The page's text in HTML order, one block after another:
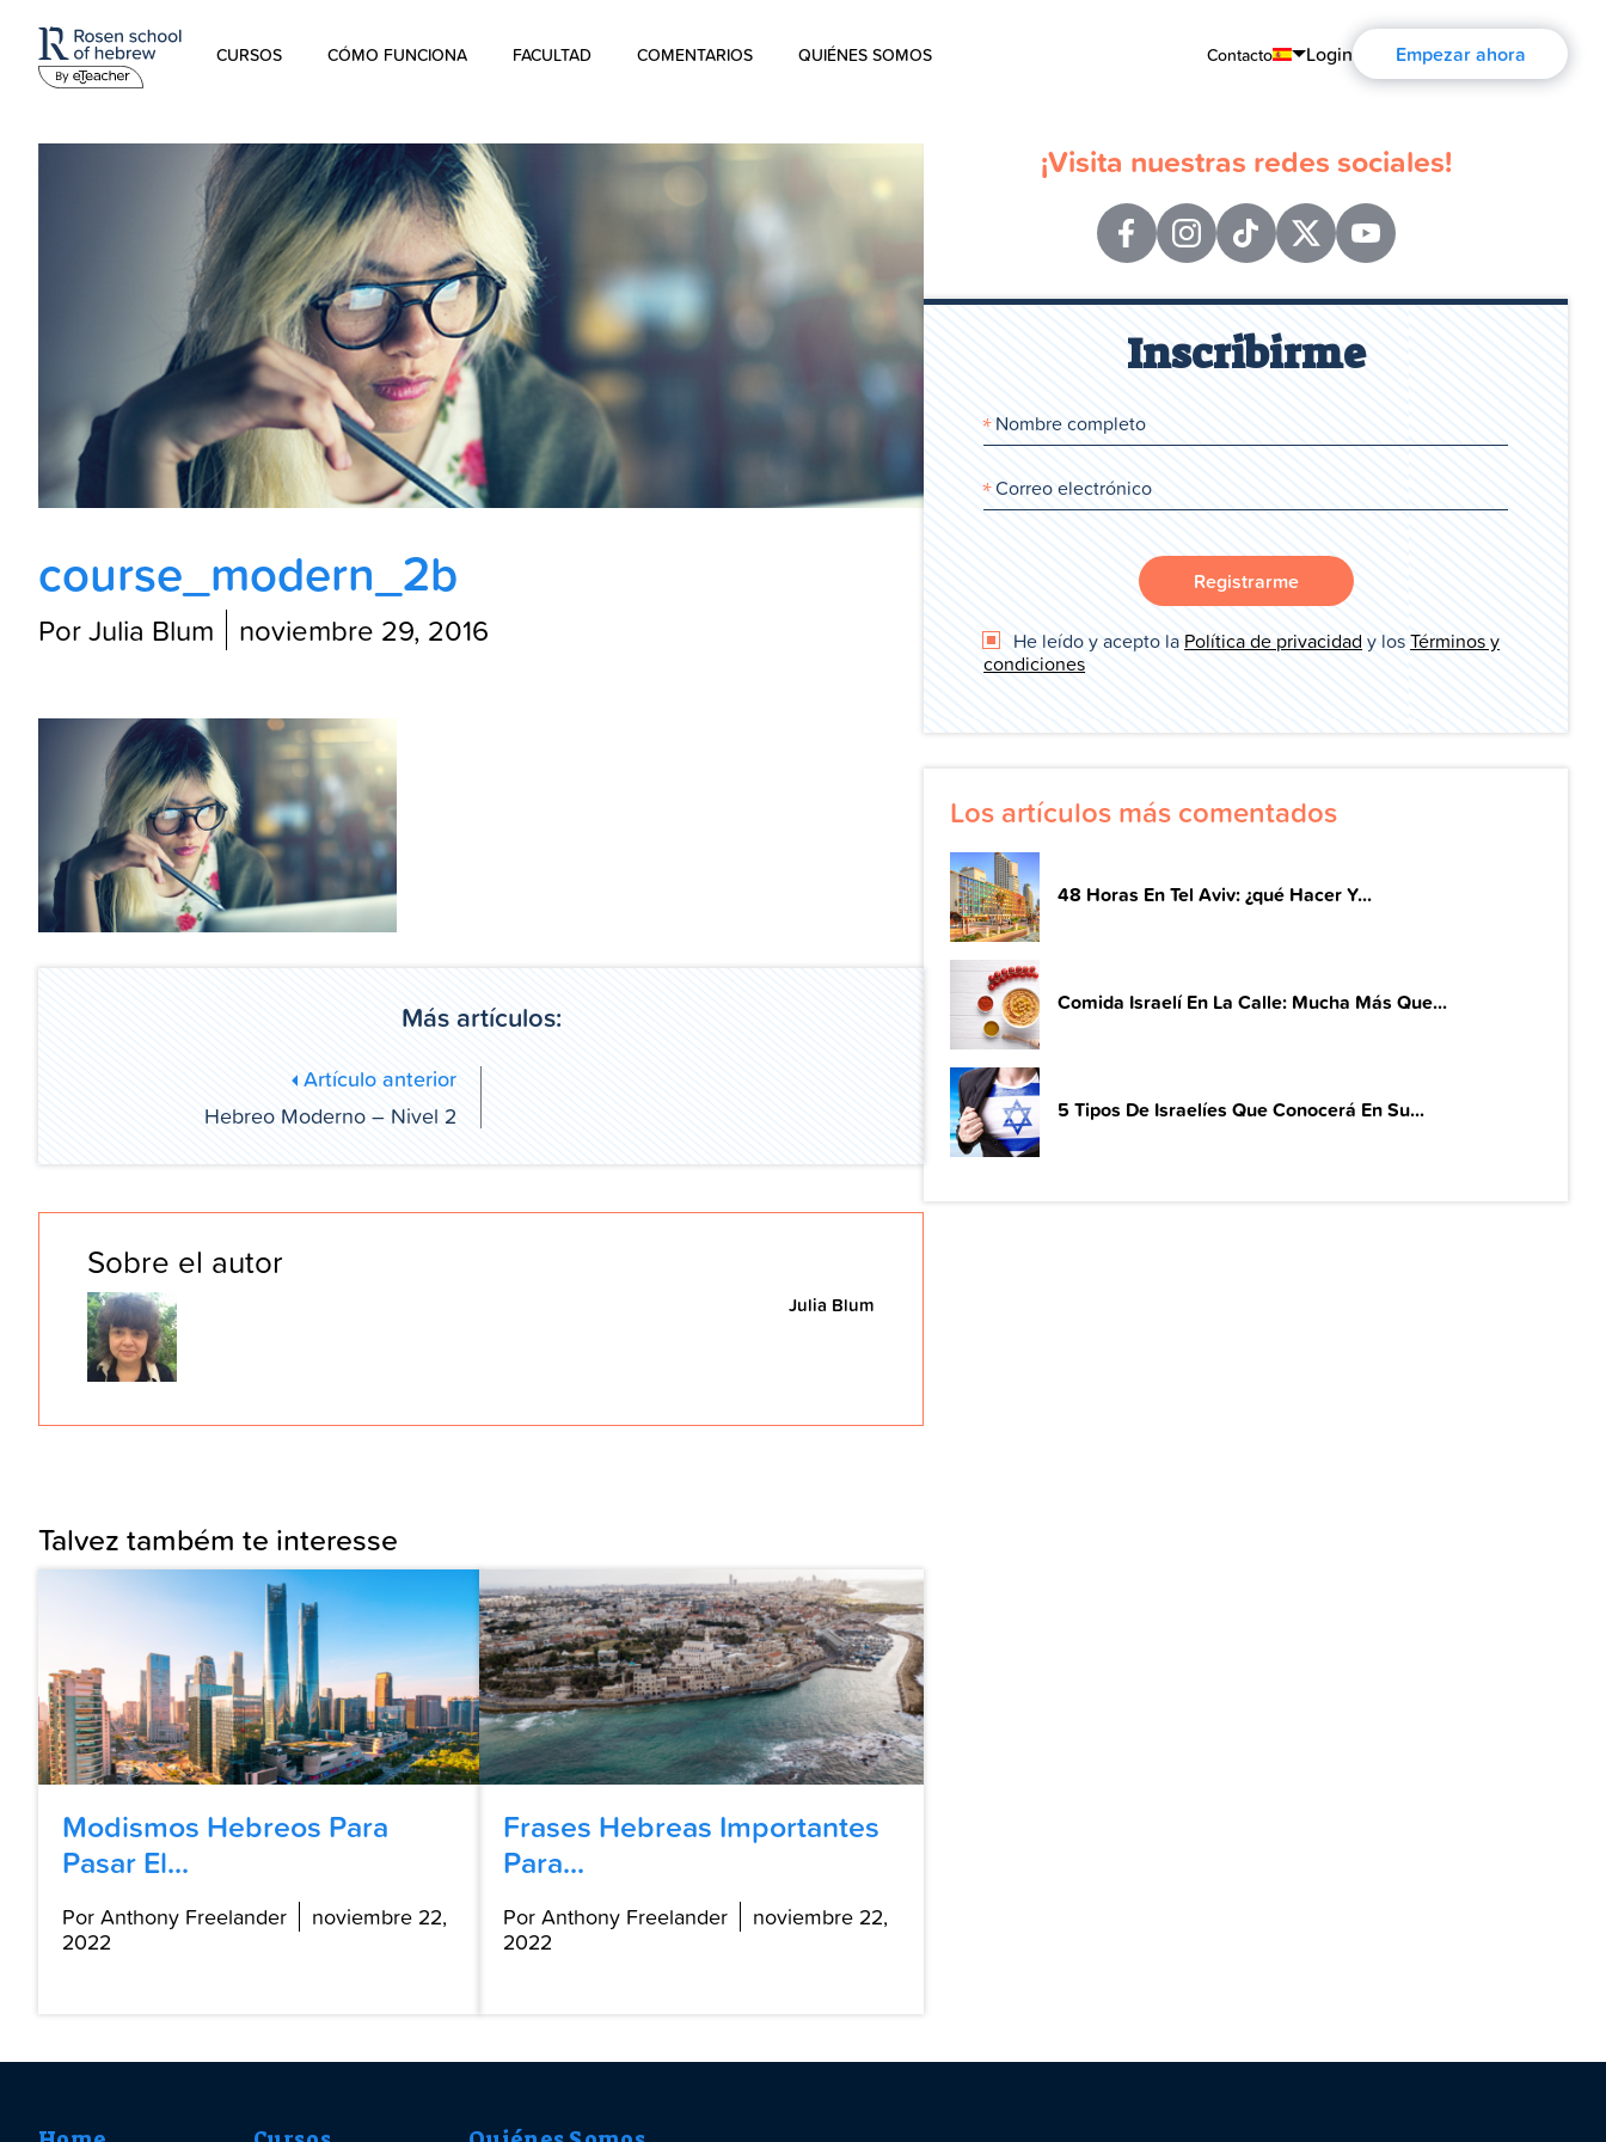
Contacto
Português
Español
Français
Deutsch
Русский
Login Empezar ahora
CURSOS
Hebreo hablado
Hebreo para niños
Estudios sobre Israel
Hebreo Bíblico
CÓMO FUNCIONA FACULTAD COMENTARIOS QUIÉNES SOMOS
Contacto
course_modern_2b
Por Julia Blum noviembre 29, 2016
Más artículos:
Artículo anterior
Hebreo Moderno – Nivel 2
Sobre el autor
Julia Blum
Talvez também te interesse
Modismos Hebreos Para
Pasar El...
Por Anthony Freelander
noviembre 22,
2022
Frases Hebreas Importantes
Para...
Por Anthony Freelander
noviembre 22,
2022
¡Visita nuestras redes sociales!
Inscribirme
Registrarme
He leído y acepto la Política de privacidad y losTérminos y
condiciones
Los artículos más comentados
48 Horas En Tel Aviv: ¿qué Hacer Y...
Comida Israelí En La Calle: Mucha Más Que...
5 Tipos De Israelíes Que Conocerá En Su...